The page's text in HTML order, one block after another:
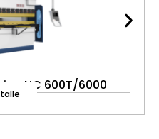
NC 600T/6000